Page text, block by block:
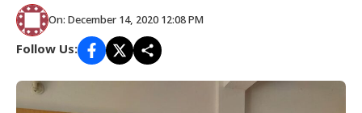
On: December 14, 2020 12:08 PM
Follow Us: